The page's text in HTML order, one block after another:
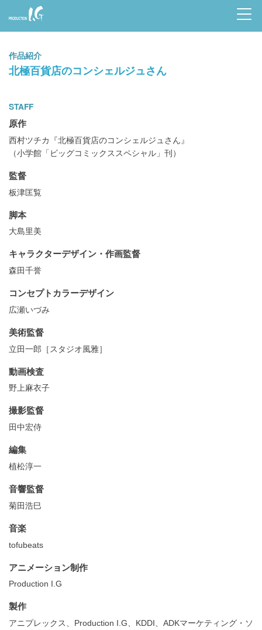
Prod
uctio
n I.G
作品紹介
北極百貨店のコンシェルジュさん
STAFF
原作
西村ツチカ『北極百貨店のコンシェルジュさん』
（小学館「ビッグコミックススペシャル」刊）
監督
板津匡覧
脚本
大島里美
キャラクターデザイン・作画監督
森田千誉
コンセプトカラーデザイン
広瀬いづみ
美術監督
立田一郎［スタジオ風雅］
動画検査
野上麻衣子
撮影監督
田中宏侍
編集
植松淳一
音響監督
菊田浩巳
音楽
tofubeats
アニメーション制作
Production I.G
製作
アニプレックス、Production I.G、KDDI、ADKマーケティング・ソ